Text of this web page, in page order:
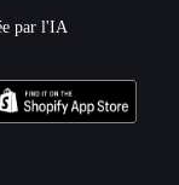
par l'IA